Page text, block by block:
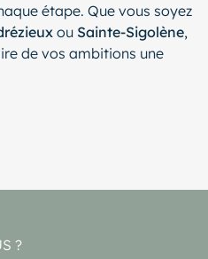
étape. Que vous soyez
ou Sainte-Sigolène,
de vos ambitions une
?